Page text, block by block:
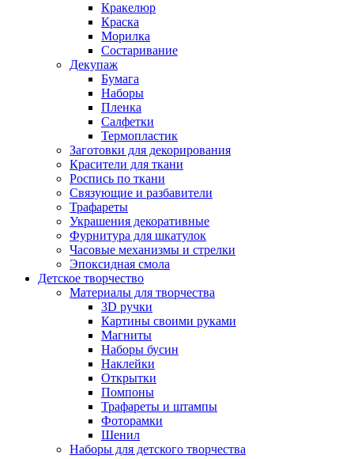
Кракелюр
Краска
Морилка
Состаривание
Декупаж
Бумага
Наборы
Пленка
Салфетки
Термопластик
Заготовки для декорирования
Красители для ткани
Роспись по ткани
Связующие и разбавители
Трафареты
Украшения декоративные
Фурнитура для шкатулок
Часовые механизмы и стрелки
Эпоксидная смола
Детское творчество
Материалы для творчества
3D ручки
Картины своими руками
Магниты
Наборы бусин
Наклейки
Открытки
Помпоны
Трафареты и штампы
Фоторамки
Шенил
Наборы для детского творчества